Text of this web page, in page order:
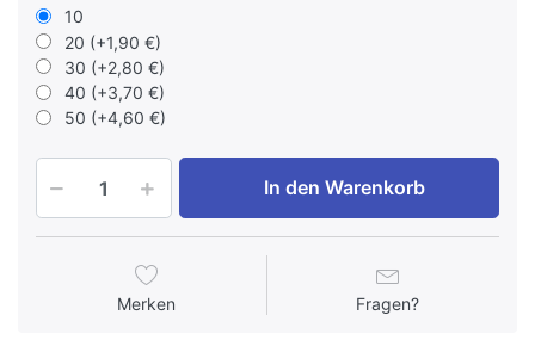
10
20 (+1,90 €)
30 (+2,80 €)
40 (+3,70 €)
50 (+4,60 €)
In den Warenkorb
Merken Fragen?